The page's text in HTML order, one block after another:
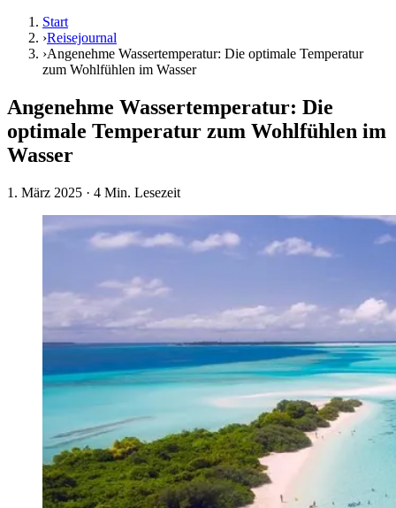
Start
›Reisejournal
›Angenehme Wassertemperatur: Die optimale Temperatur
zum Wohlfühlen im Wasser
Angenehme Wassertemperatur: Die
optimale Temperatur zum Wohlfühlen im
Wasser
1. März 2025 · 4 Min. Lesezeit